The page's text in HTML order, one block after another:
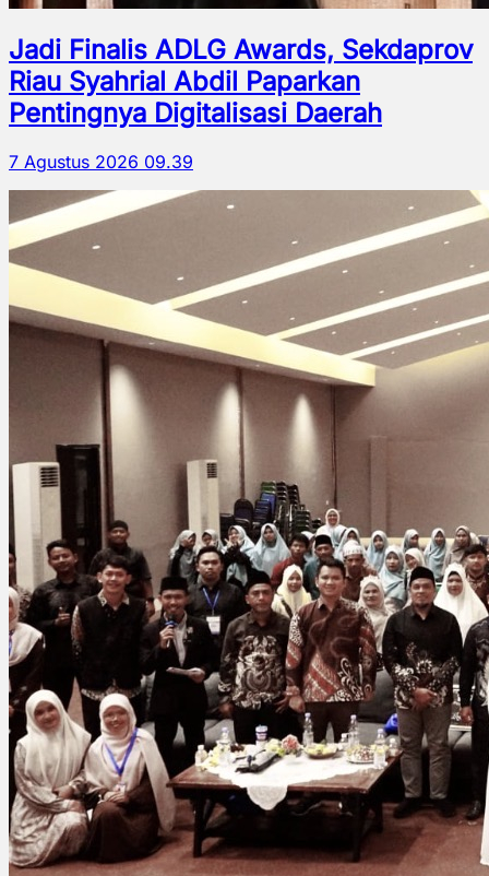
Jadi Finalis ADLG Awards, Sekdaprov
Riau Syahrial Abdil Paparkan
Pentingnya Digitalisasi Daerah
7 Agustus 2026 09.39